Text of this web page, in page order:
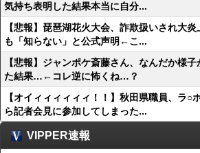
気持ち表明した結果本当に自分...
【悲報】琵琶湖花火大会、詐欺扱いされ大
も「知らない」と公式声明←こ...
【悲報】ジャンポケ斎藤さん、なんだか様
た結果…←コレ逆に怖くね…？
【オイィィィィィィ！！】秋田県職員、ラ○
ら記者会見に参加してしまった...
VIPPER速報